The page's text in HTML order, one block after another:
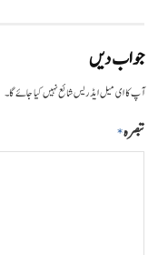
جواب دیں
آپ کا ای میل ایڈریس شائع نہیں کیا جائے گا۔
تبصرہ*